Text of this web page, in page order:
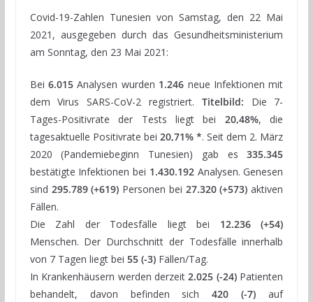
Covid-19-Zahlen Tunesien von Samstag, den 22 Mai
2021, ausgegeben durch das Gesundheitsministerium
am Sonntag, den 23 Mai 2021:
Bei6.015 Analysen wurden 1.246 neue Infektionen mit
dem Virus SARS-CoV-2 registriert. Titelbild: Die 7-
Tages-Positivrate der Tests liegt bei 20,48%, die
tagesaktuelle Positivrate bei 20,71% *. Seit dem 2. März
2020 (Pandemiebeginn Tunesien) gab es335.345
bestätigte Infektionen bei 1.430.192 Analysen. Genesen
sind 295.789 (+619) Personen bei 27.320 (+573) aktiven
Fällen.
Die Zahl der Todesfälle liegt bei 12.236 (+54)
Menschen. Der Durchschnitt der Todesfälle innerhalb
von 7 Tagen liegt bei 55 (-3)Fällen/Tag.
In Krankenhäusern werden derzeit2.025 (-24)Patienten
behandelt, davon befinden sich420 (-7) auf